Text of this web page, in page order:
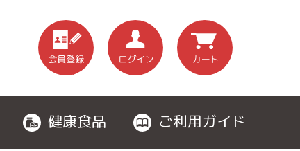
健康食品 ご利用ガイド